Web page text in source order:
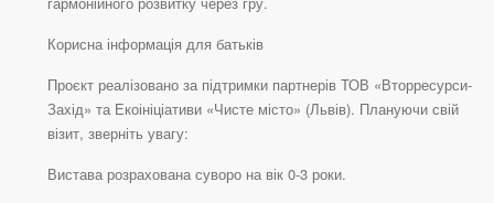
Корисна інформація для батьків
Проєкт реалізовано за підтримки партнерів ТОВ «Вторресурси-
Захід» та Екоініціативи «Чисте місто» (Львів). Плануючи свій
візит, зверніть увагу:
Вистава розрахована суворо на вік 0-3 роки.